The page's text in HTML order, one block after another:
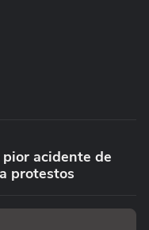
acidente de
protestos